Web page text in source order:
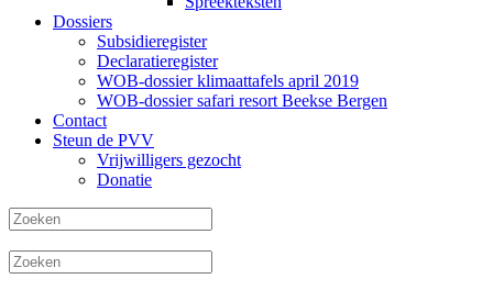
Dossiers
Subsidieregister
Declaratieregister
WOB-dossier klimaattafels april 2019
WOB-dossier safari resort Beekse Bergen
Contact
Steun de PVV
Vrijwilligers gezocht
Donatie